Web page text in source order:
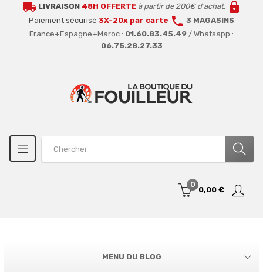
local_shipping LIVRAISON 48H OFFERTE à partir de 200€ d'achat. lock
Paiement sécurisé 3X-20x par carte call 3 MAGASINS
France+Espagne+Maroc : 01.60.83.45.49 / Whatsapp :
06.75.28.27.33
0
0,00 €
MENU DU BLOG